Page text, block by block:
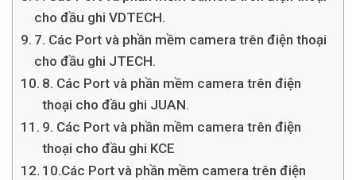
cho đầu ghi VDTECH.
7. Các Port và phần mềm camera trên điện thoại
cho đầu ghi JTECH.
8. Các Port và phần mềm camera trên điện
thoại cho đầu ghi JUAN.
9. Các Port và phần mềm camera trên điện
thoại cho đầu ghi KCE
10.Các Port và phần mềm camera trên điện